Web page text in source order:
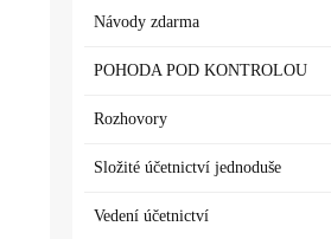
Návody zdarma
POHODA POD KONTROLOU
Rozhovory
Složité účetnictví jednoduše
Vedení účetnictví